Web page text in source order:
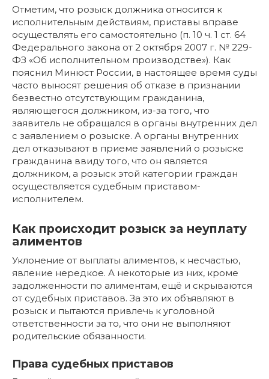
Отметим, что розыск должника относится к
исполнительным действиям, приставы вправе
осуществлять его самостоятельно (п. 10 ч. 1 ст. 64
Федерального закона от 2 октября 2007 г. № 229-
ФЗ «Об исполнительном производстве»). Как
пояснил Минюст России, в настоящее время суды
часто выносят решения об отказе в признании
безвестно отсутствующим гражданина,
являющегося должником, из-за того, что
заявитель не обращался в органы внутренних дел
с заявлением о розыске. А органы внутренних
дел отказывают в приеме заявлений о розыске
гражданина ввиду того, что он является
должником, а розыск этой категории граждан
осуществляется судебным приставом-
исполнителем.
Как происходит розыск за неуплату
алиментов
Уклонение от выплаты алиментов, к несчастью,
явление нередкое. А некоторые из них, кроме
задолженности по алиментам, ещё и скрываются
от судебных приставов. За это их объявляют в
розыск и пытаются привлечь к уголовной
ответственности за то, что они не выполняют
родительские обязанности.
Права судебных приставов